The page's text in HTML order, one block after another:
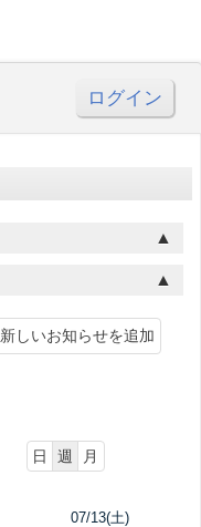
ログイン
新しいお知らせを追加
日 週 月
07/13(土)